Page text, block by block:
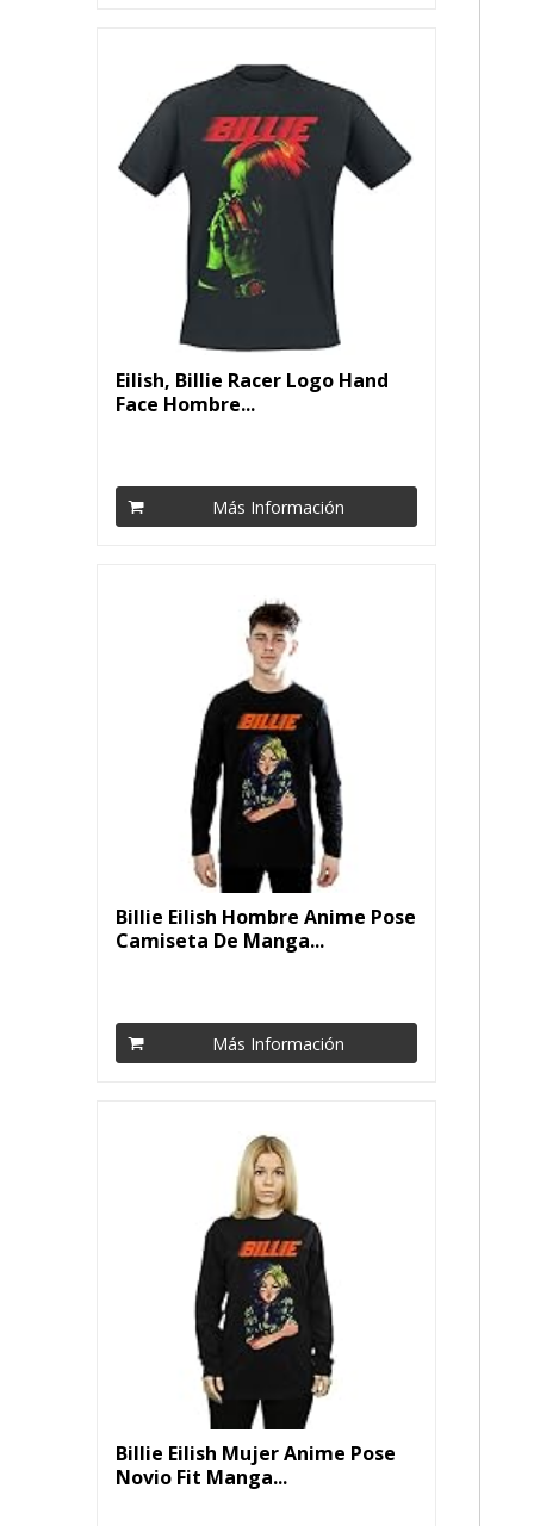
Eilish, Billie Racer Logo Hand
Face Hombre...
Más Información
Billie Eilish Hombre Anime Pose
Camiseta De Manga...
Más Información
Billie Eilish Mujer Anime Pose
Novio Fit Manga...